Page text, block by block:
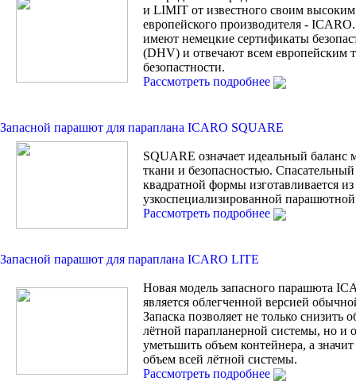
и LIMIT от известного своим высоким
европейского производителя -
имеют немецкие сертификаты
(DHV) и отвечают всем европейским
безопастности.
Рассмотреть подробнее
Запасной парашют для параплана ICARO SQUARE
SQUARE означает идеальный баланс
ткани и безопасностью.
квадратной формы изготавливается из
узкоспециализированной
Рассмотреть подробнее
Запасной парашют для параплана ICARO LITE
Новая модель запасного парашюта
является облегченной версией
Запаска позволяет не только снизить
лётной парапланерной системы, но и
уметьшить объем контейнера, а
объем всей лётной системы.
Рассмотреть подробнее